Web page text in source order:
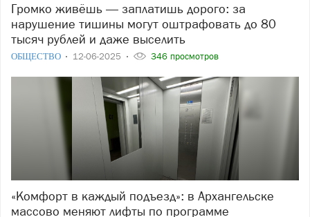
Громко живёшь — заплатишь дорого: за
нарушение тишины могут оштрафовать до 80
тысяч рублей и даже выселить
ОБЩЕСТВО 12-06-2025 346 просмотров
«Комфорт в каждый подъезд»: в Архангельске
массово меняют лифты по программе